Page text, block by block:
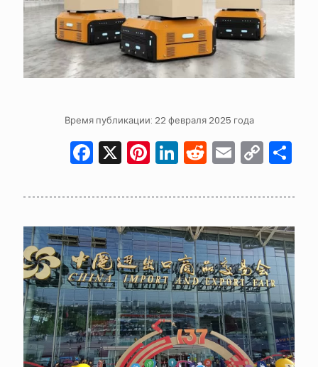
Время публикации: 22 февраля 2025 года
Facebook
X Pinterest
LinkedIn
Reddit
Email
Link